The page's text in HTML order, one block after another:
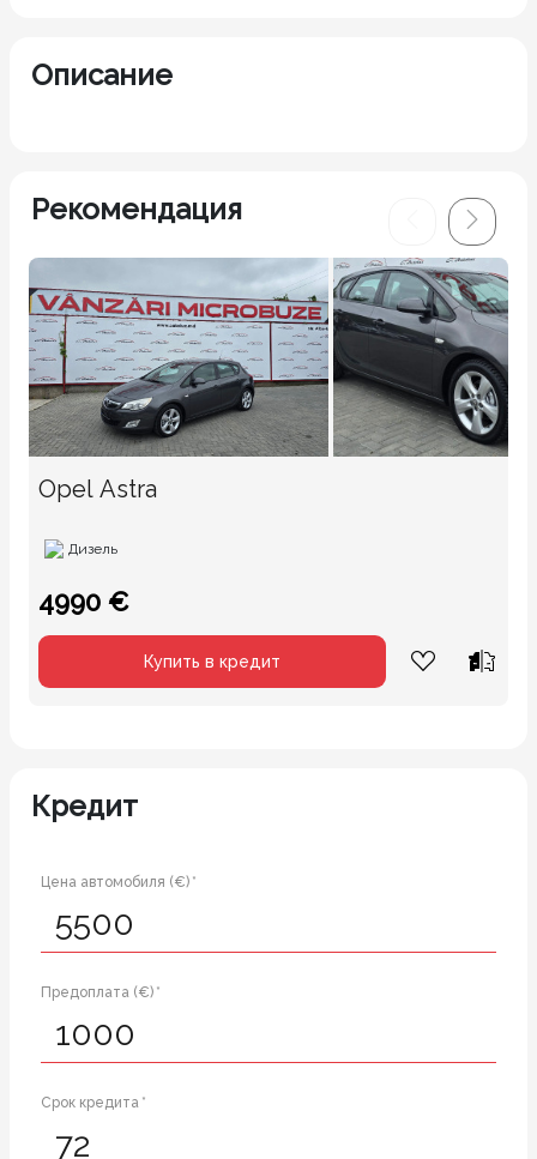
Описание
Рекомендация
Opel Astra
Дизель
4990 €
Купить в кредит
Кредит
Цена автомобиля (€) *
Предоплата (€) *
Срок кредита *